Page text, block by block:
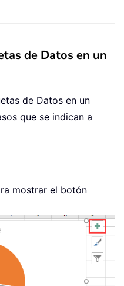
de Datos en un
de Datos en un
que se indican a
mostrar el botón